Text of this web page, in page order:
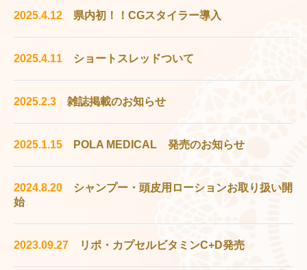
2025.4.12 県内初！！CGスタイラー導入
2025.4.11 ショートスレッドついて
2025.2.3 雑誌掲載のお知らせ
2025.1.15 POLA MEDICAL 発売のお知らせ
2024.8.20
シャンプー・頭皮用ローションお取り扱い開
始
2023.09.27 リポ・カプセルビタミンC+D発売